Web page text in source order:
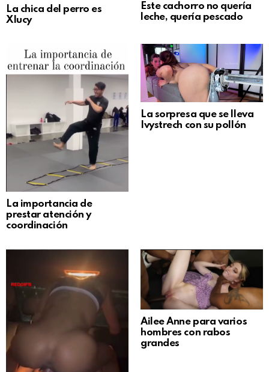
La chica del perro es
Xlucy
Este cachorro no quería
leche, quería pescado
La importancia de
prestar atención y
coordinación
La sorpresa que se lleva
Ivystrech con su pollón
Ailee Anne para varios
hombres con rabos
grandes